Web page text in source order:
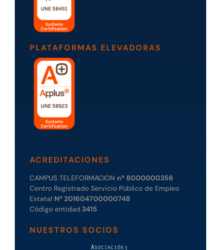
PLATAFORMAS ELEVADORAS
ACREDITACIONES
CAMPUS TELEFORMACION nº 8000000356
Centro Registrado Servicio Público de Empleo
Estatal Nº 201604700000748
Código entidad 3415
NUESTROS SOCIOS